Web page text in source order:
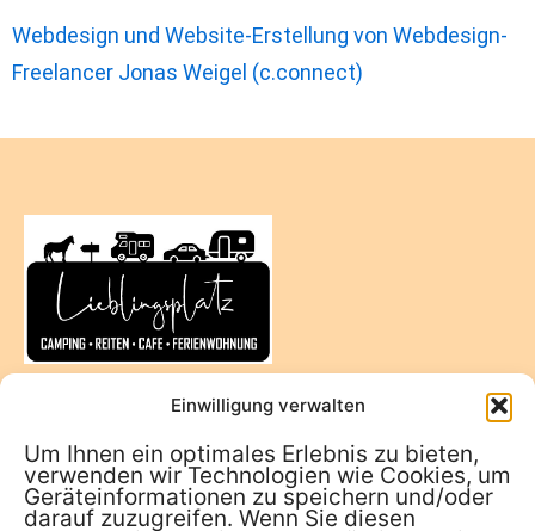
Einwilligung verwalten
Um Ihnen ein optimales Erlebnis zu bieten,
verwenden wir Technologien wie Cookies, um
Geräteinformationen zu speichern und/oder
darauf zuzugreifen. Wenn Sie diesen
Webdesign und Website-Erstellung von Webdesign-
Freelancer Jonas Weigel (c.connect)
Gammeltoft Vej 3, 6720 Fanø, Dänemark
Kontakt
0045 50185152 oder 0045 91816135